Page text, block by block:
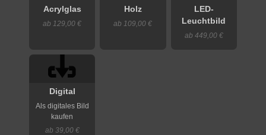
Acrylglas
ab 129,00 €
Holz
ab 109,00 €
LED-
Leuchtbild
ab 449,00 €
Digital
Als digitales Bild
kaufen
ab 39,00 €